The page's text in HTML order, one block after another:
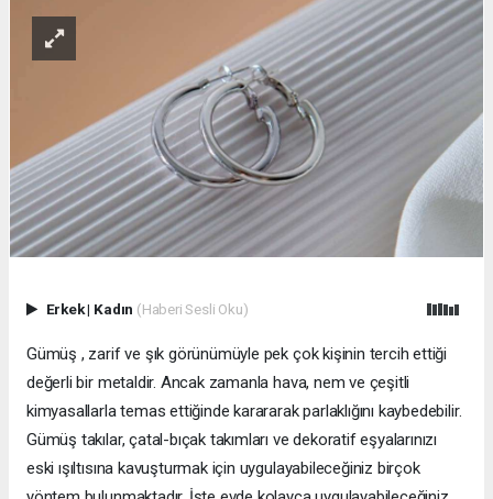
Erkek| Kadın (Haberi Sesli Oku)
Gümüş , zarif ve şık görünümüyle pek çok kişinin tercih ettiği
değerli bir metaldir. Ancak zamanla hava, nem ve çeşitli
kimyasallarla temas ettiğinde karararak parlaklığını kaybedebilir.
Gümüş takılar, çatal-bıçak takımları ve dekoratif eşyalarınızı
eski ışıltısına kavuşturmak için uygulayabileceğiniz birçok